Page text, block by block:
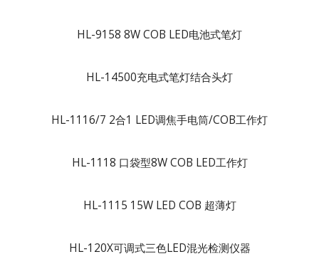
HL-9158 8W COB LED电池式笔灯
HL-14500充电式笔灯结合头灯
HL-1116/7 2合1 LED调焦手电筒/COB工作灯
HL-1118 口袋型8W COB LED工作灯
HL-1115 15W LED COB 超薄灯
HL-120X可调式三色LED混光检测仪器